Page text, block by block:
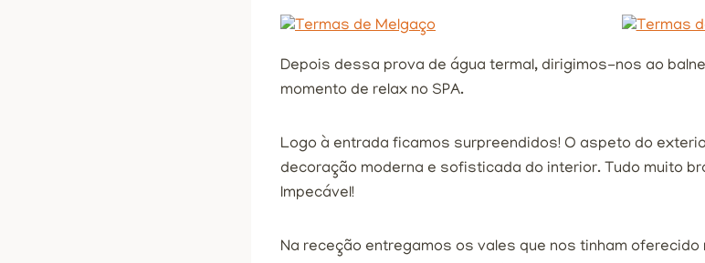
Depois dessa prova de água termal, dirigimos-nos ao
momento de relax no SPA.
Logo à entrada ficamos surpreendidos! O aspeto do
decoração moderna e sofisticada do interior. Tudo muito
Impecável!
Na receção entregamos os vales que nos tinham